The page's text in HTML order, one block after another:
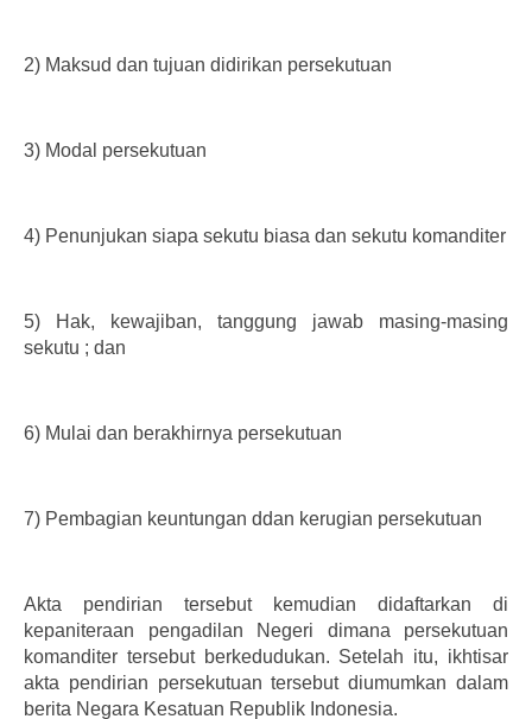
2) Maksud dan tujuan didirikan persekutuan
3) Modal persekutuan
4) Penunjukan siapa sekutu biasa dan sekutu komanditer
5)
Hak, kewajiban, tanggung jawab masing-masing
sekutu ; dan
6) Mulai dan berakhirnya persekutuan
7) Pembagian keuntungan ddan kerugian persekutuan
Akta pendirian tersebut kemudian didaftarkan di
kepaniteraan pengadilan Negeri dimana persekutuan
komanditer tersebut berkedudukan. Setelah itu, ikhtisar
akta pendirian persekutuan tersebut diumumkan dalam
berita Negara Kesatuan Republik Indonesia.